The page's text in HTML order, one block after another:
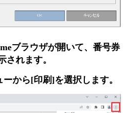
ブラウザが開いて、番号券
されます。
から[印刷]を選択します。